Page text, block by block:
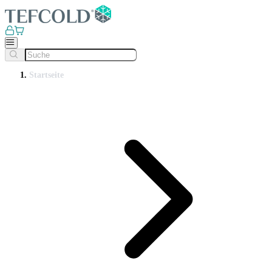
Startseite